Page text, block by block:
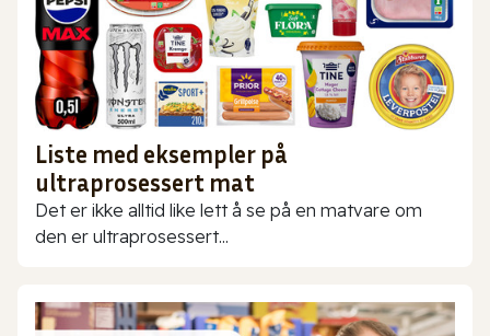
Liste med eksempler på
ultraprosessert mat
Det er ikke alltid like lett å se på en matvare om
den er ultraprosessert...